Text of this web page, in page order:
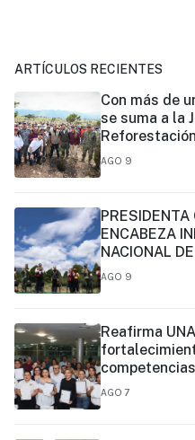
ARTÍCULOS RECIENTES
Con más de
se suma a la
Sheinbaum
AGO 9
PRESIDENTA
ENCABEZA
NACIONAL
AGO 9
Reafirma
AGO 7